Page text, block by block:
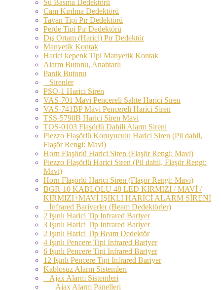
Su Basma Dedektörü
Cam Kırılma Dedektörü
Tavan Tipi Pır Dedektörü
Perde Tipi Pır Dedektörü
Dış Ortam (Harici) Pır Dedektör
Manyetik Kontak
Harici kepenk Tipi Manyetik Kontak
Alarm Butonu, Anahtarlı
Panik Butonu
Sirenler
PSO-1 Harici Siren
VAS-701 Mavi Pencereli Sahte Harici Siren
VAS-741BP Mavi Pencereli Harici Siren
TSS-5790B Harici Siren Mavi
TOS-0103 Flaşörlü Dahili Alarm Sireni
Piezzo Flaşörlü Koruyuculu Harici Siren (Pil dahil,
Flaşör Rengi: Mavi)
Horn Flaşörlü Harici Siren (Flaşör Rengi: Mavi)
Piezzo Flaşörlü Harici Siren (Pil dahil, Flaşör Rengi:
Mavi)
Horn Flaşörlü Harici Siren (Flaşör Rengi: Mavi)
BGR-10 KABLOLU 48 LED KIRMIZI / MAVİ /
KIRMIZI+MAVİ IŞIKLI HARİCİ ALARM SİRENİ
İnfrared Bariyerler (Beam Dedektörler)
2 Işınlı Harici Tip Infrared Bariyer
3 Işınlı Harici Tip Infrared Bariyer
2 Işınlı Harici Tip Beam Dedektör
4 Işınlı Pencere Tipi Infrared Bariyer
6 Işınlı Pencere Tipi Infrared Bariyer
12 Işınlı Pencere Tipi Infrared Bariyer
Kablosuz Alarm Sistemleri
Ajax Alarm Sistemleri
Ajax Alarm Panelleri